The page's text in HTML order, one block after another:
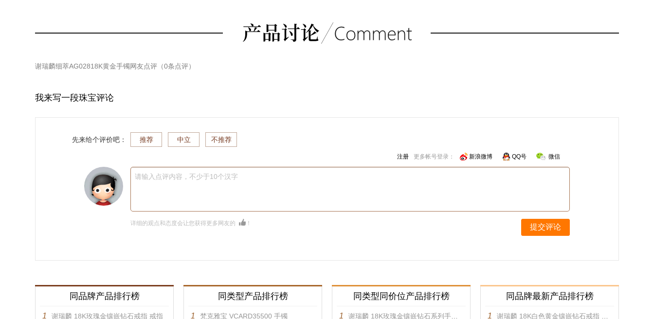
谢瑞麟细萃AG02818K黄金手镯网友点评（0条点评）
我来写一段珠宝评论
先来给个评价吧： 推荐 中立 不推荐
注册 更多帐号登录： 新浪微博 QQ号 微信
请输入点评内容，不少于10个汉字
详细的观点和态度会让您获得更多网友的 ！ 提交评论
同品牌产品排行榜
1 谢瑞麟 18K玫瑰金镶嵌钻石戒指 戒指
同类型产品排行榜
1 梵克雅宝 VCARD35500 手镯
同类型同价位产品排行榜
1 谢瑞麟 18K玫瑰金镶嵌钻石系列手链 手镯
同品牌最新产品排行榜
1 谢瑞麟 18K白色黄金镶嵌钻石戒指 戒指